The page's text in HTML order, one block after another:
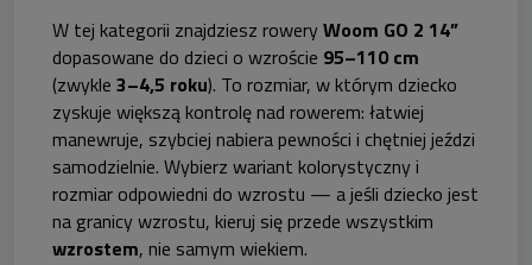
W tej kategorii znajdziesz roweryWoom GO 2 14”
dopasowane do dzieci o wzroście 95–110 cm
(zwykle 3–4,5 roku). To rozmiar, w którym dziecko
zyskuje większą kontrolę nad rowerem: łatwiej
manewruje, szybciej nabiera pewności i chętniej jeździ
samodzielnie. Wybierz wariant kolorystyczny i
rozmiar odpowiedni do wzrostu — a jeśli dziecko jest
na granicy wzrostu, kieruj się przede wszystkim
wzrostem, nie samym wiekiem.